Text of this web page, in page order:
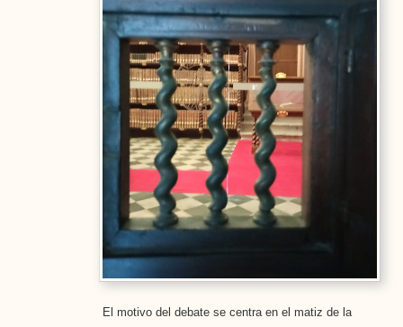
El motivo del debate se centra en el matiz de la